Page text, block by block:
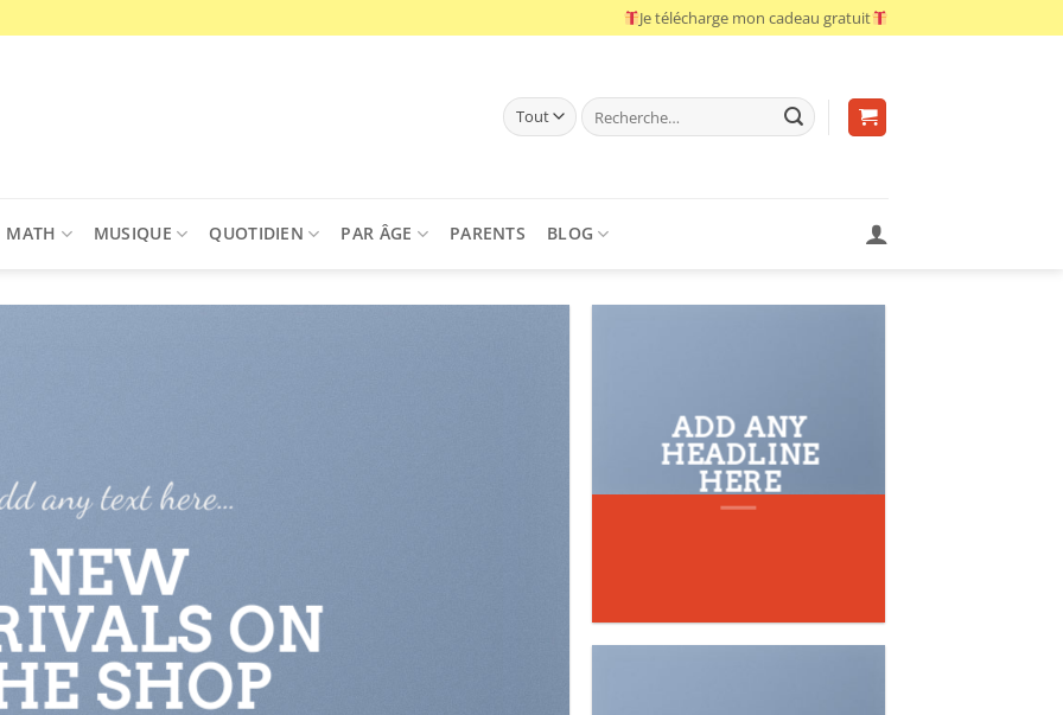
Je télécharge mon cadeau gratuit
Recherche
pour :
MATH MUSIQUE QUOTIDIEN PAR ÂGE PARENTS BLOG
any text here…
NEW
ON
SHOP
Add any text here…
ARRIVALS
ADD ANY
HEADLINE
HERE